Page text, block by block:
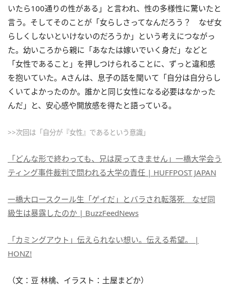
いたら100通りの性がある」と言われ、性の多様性に驚いたと
言う。そしてそのことが「女らしさってなんだろう？ なぜ女
らしくしないといけないのだろうか」という考えにつながっ
た。幼いころから親に「あなたは嫁いでいく身だ」などと
「女性であること」を押しつけられることに、ずっと違和感
を抱いていた。Aさんは、息子の話を聞いて「自分は自分らし
くいてよかったのか。誰かと同じ女性になる必要はなかった
んだ」と、安心感や開放感を得たと語っている。
>>次回は「自分が『女性』であるという意識」
「どんな形で終わっても、兄は戻ってきません」一橋大学会う
ティング事件裁判で問われる大学の責任 | HUFFPOST JAPAN
一橋大ロースクール生「ゲイだ」とバラされ転落死 なぜ同
級生は暴露したのか | BuzzFeedNews
「カミングアウト」伝えられない想い。伝える希望。 |
HONZ!
（文：豆 林檎、イラスト：土屋まどか）